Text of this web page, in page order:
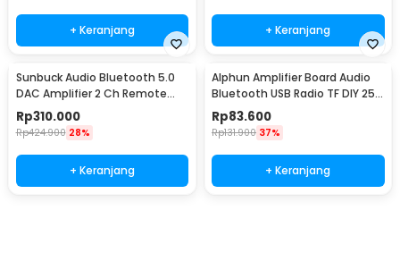
+ Keranjang + Keranjang
Sunbuck Audio Bluetooth 5.0
DAC Amplifier 2 Ch Remote
2000W - AV-660BT
Rp310.000
Rp424.900 28%
+ Keranjang
Alphun Amplifier Board Audio
Bluetooth USB Radio TF DIY 25
W - GD-01
Rp83.600
Rp131.900 37%
+ Keranjang